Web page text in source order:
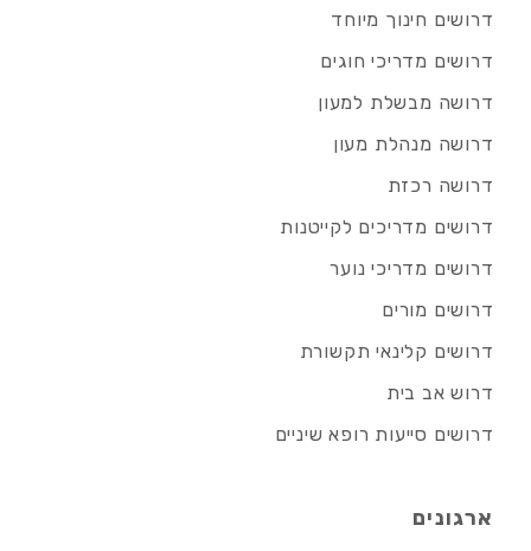
דרושים חינוך מיוחד
דרושים מדריכי חוגים
דרושה מבשלת למעון
דרושה מנהלת מעון
דרושה רכזת
דרושים מדריכים לקייטנות
דרושים מדריכי נוער
דרושים מורים
דרושים קלינאי תקשורת
דרוש אב בית
דרושים סייעות רופא שיניים
ארגונים